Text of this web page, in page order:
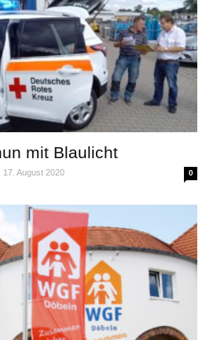
mit Blaulicht
17. August 2020 0